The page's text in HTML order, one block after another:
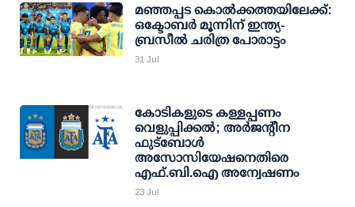
മഞ്ഞപ്പട കൊല്‍ക്കത്തയിലേക്ക്:
ഒക്ടോബര്‍ മൂന്നിന് ഇന്ത്യ-
ബ്രസീല്‍ ചരിത്ര പോരാട്ടം
31 Jul
കോടികളുടെ കള്ളപ്പണം
വെളുപ്പിക്കല്‍; അര്‍ജന്റീന
ഫുട്‌ബോള്‍
അസോസിയേഷനെതിരെ
എഫ്.ബി.ഐ അന്വേഷണം
23 Jul